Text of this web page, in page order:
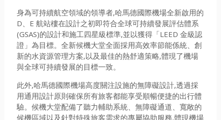
身為可持續航空領域的領導者,哈馬德國際機場全新啟用的
D、E 航站樓在設計之初即符合全球可持續發展評估體系
(GSAS)的設計和施工四星級標準,並以獲得「LEED 金級認
證」為目標。全新候機大堂全面採用高效率節能係統、創
新的水資源管理方案,以及最佳的熱舒適策略,體現了機場
與全球可持續發展的目標一致。
此外,哈馬德國際機場高度關注設施的無障礙設計,透過採
用通用設計原則確保所有旅客都能享受順暢便捷的出行體
驗。候機大堂配備了聽力輔助系統、無障礙通道、寬敞的
候機區域以及針對特殊旅客需求的專屬協助服務,體現機場